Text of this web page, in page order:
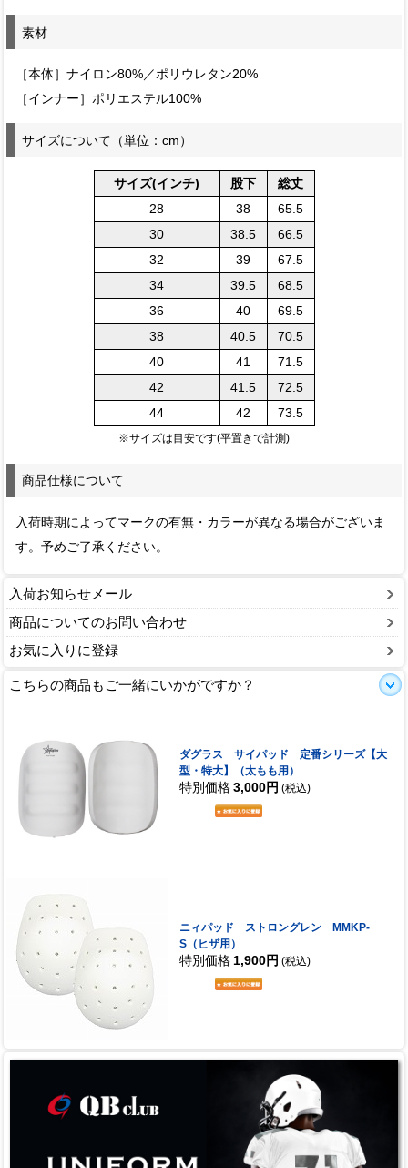
素材
［本体］ナイロン80%／ポリウレタン20%
［インナー］ポリエステル100%
サイズについて（単位：cm）
サイズ(インチ) 股下
総丈
28
38
65.5
30
38.5
66.5
32
39
67.5
34
39.5
68.5
36
40
69.5
38
40.5
70.5
40
41
71.5
42
41.5
72.5
44
42 73.5
※サイズは目安です(平置きで計測)
商品仕様について
入荷時期によってマークの有無・カラーが異なる場合がございま
す。予めご了承ください。
入荷お知らせメール
商品についてのお問い合わせ
お気に入りに登録
こちらの商品もご一緒にいかがですか？
ダグラス サイパッド 定番シリーズ【大
型・特大】（太もも用）
特別価格 3,000円 (税込)
ニィパッド ストロングレン MMKP-
S（ヒザ用）
特別価格 1,900円 (税込)